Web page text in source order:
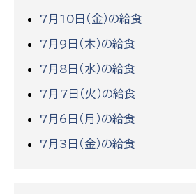
7月10日（金）の給食
7月9日（木）の給食
7月8日（水）の給食
7月7日（火）の給食
7月6日（月）の給食
7月3日（金）の給食